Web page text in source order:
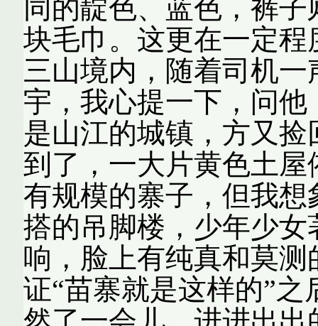
同的靛色、蓝色，裤
块毛巾。这更在一定
三山境内，随着司机
宇，我心提一下，问他
是山江的城镇，方又
到了，一大片黄色土
有规模的寨子，但我
搭的吊脚楼，少年少
响，脸上有纯真和莫
证“苗寨就是这样的”